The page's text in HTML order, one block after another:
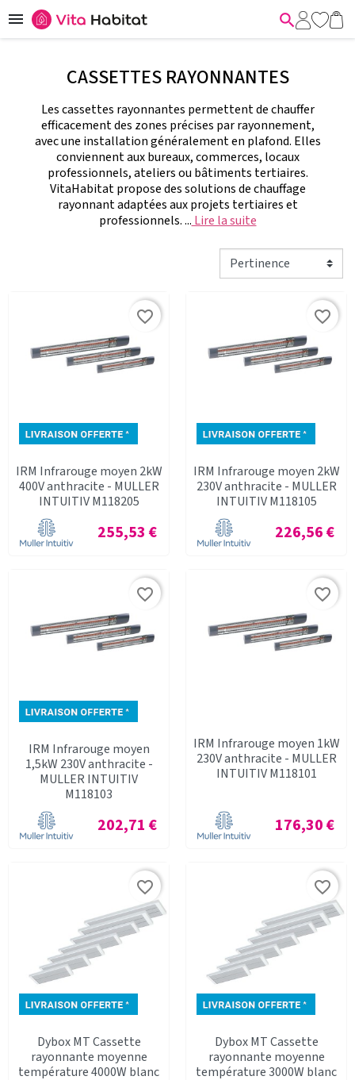
 
CASSETTES RAYONNANTES
Les cassettes rayonnantes permettent de chauffer
efficacement des zones précises par rayonnement,
avec une installation généralement en plafond. Elles
conviennent aux bureaux, commerces, locaux
professionnels, ateliers ou bâtiments tertiaires.
VitaHabitat propose des solutions de chauffage
rayonnant adaptées aux projets tertiaires et
professionnels. ... Lire la suite
IRM Infrarouge moyen 2kW
400V anthracite - MULLER
INTUITIV M118205
Prix
255,53 €
favorite_border
IRM Infrarouge moyen 2kW
230V anthracite - MULLER
INTUITIV M118105
Prix
226,56 €
favorite_border
IRM Infrarouge moyen
1,5kW 230V anthracite -
MULLER INTUITIV
M118103
Prix
202,71 €
favorite_border
IRM Infrarouge moyen 1kW
230V anthracite - MULLER
INTUITIV M118101
Prix
176,30 €
favorite_border
Dybox MT Cassette
rayonnante moyenne
température 4000W blanc
favorite_border
Dybox MT Cassette
rayonnante moyenne
température 3000W blanc
favorite_border